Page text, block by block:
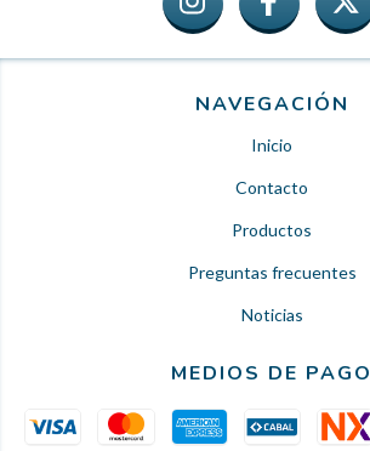
NAVEGACIÓN
Inicio
Contacto
Productos
Preguntas frecuentes
Noticias
MEDIOS DE PAGO